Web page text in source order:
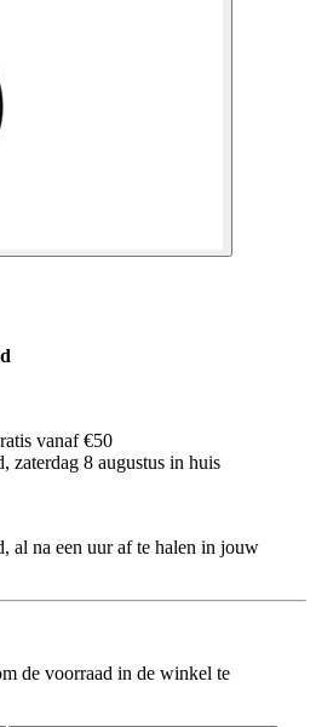
vanaf €50
zaterdag 8 augustus in huis
al na een uur af te halen in jouw
de voorraad in de winkel te